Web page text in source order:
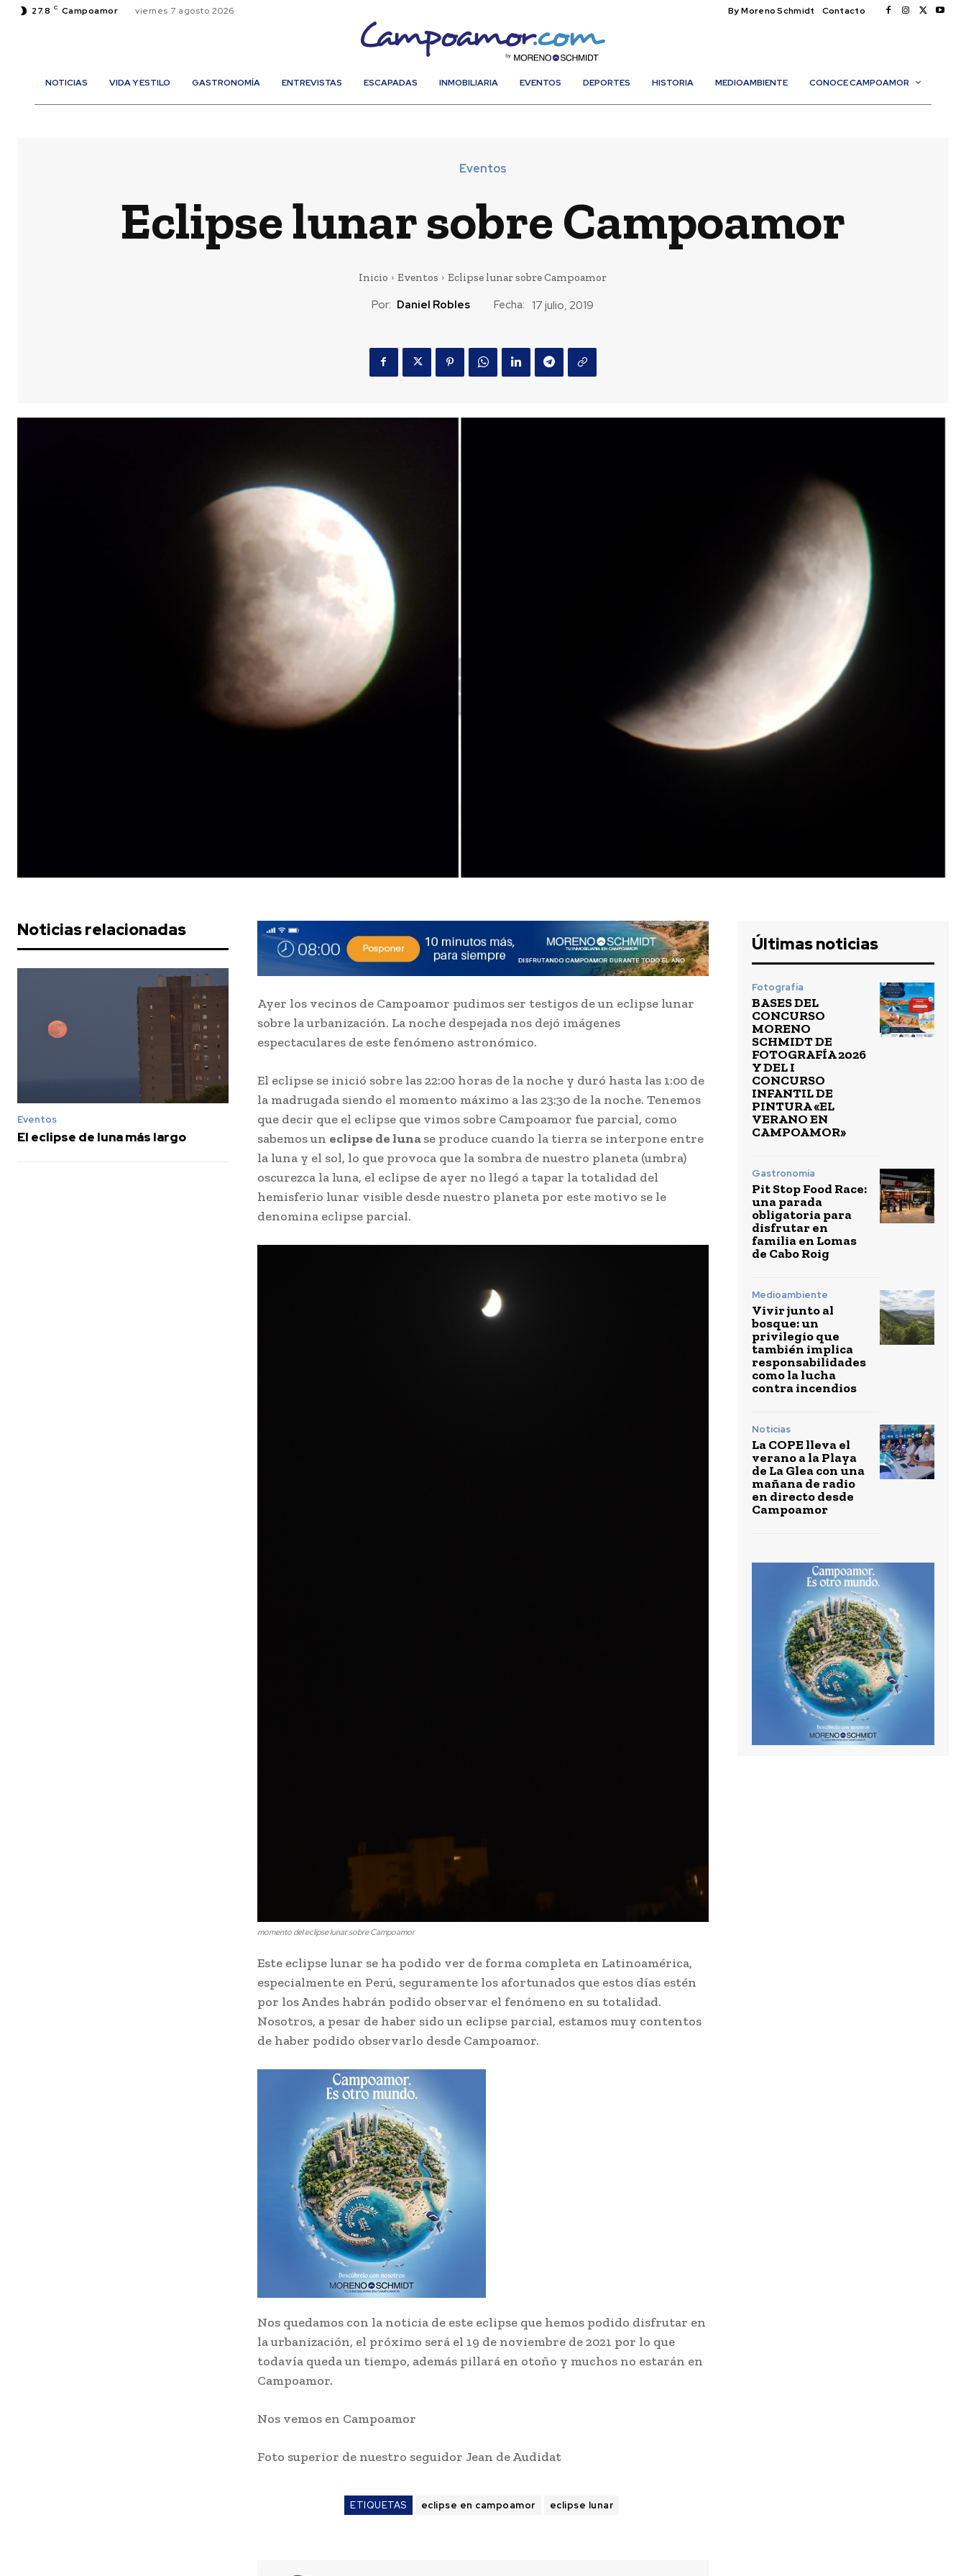
27.8 C Campoamor viernes 7 agosto 2026 By Moreno Schmidt Contacto
NOTICIAS VIDA Y ESTILO GASTRONOMÍA ENTREVISTAS ESCAPADAS INMOBILIARIA EVENTOS DEPORTES HISTORIA MEDIOAMBIENTE CONOCE CAMPOAMOR
Eventos
Eclipse lunar sobre Campoamor
Inicio Eventos Eclipse lunar sobre Campoamor
Por: Daniel Robles Fecha: 17 julio, 2019
Noticias relacionadas
Eventos
El eclipse de luna más largo
Ayer los vecinos de Campoamor pudimos ser testigos de un eclipse lunar
sobre la urbanización. La noche despejada nos dejó imágenes
espectaculares de este fenómeno astronómico.
El eclipse se inició sobre las 22:00 horas de la noche y duró hasta las 1:00 de
la madrugada siendo el momento máximo a las 23:30 de la noche. Tenemos
que decir que el eclipse que vimos sobre Campoamor fue parcial, como
sabemos un eclipse de lunase produce cuando la tierra se interpone entre
la luna y el sol, lo que provoca que la sombra de nuestro planeta (umbra)
oscurezca la luna, el eclipse de ayer no llegó a tapar la totalidad del
hemisferio lunar visible desde nuestro planeta por este motivo se le
denomina eclipse parcial.
momento del eclipse lunar sobre Campoamor
Este eclipse lunar se ha podido ver de forma completa en Latinoamérica,
especialmente en Perú, seguramente los afortunados que estos días estén
por los Andes habrán podido observar el fenómeno en su totalidad.
Nosotros, a pesar de haber sido un eclipse parcial, estamos muy contentos
de haber podido observarlo desde Campoamor.
Nos quedamos con la noticia de este eclipse que hemos podido disfrutar en
la urbanización, el próximo será el 19 de noviembre de 2021 por lo que
todavía queda un tiempo, además pillará en otoño y muchos no estarán en
Campoamor.
Nos vemos en Campoamor
Foto superior de nuestro seguidor Jean de Audidat
ETIQUETAS eclipse en campoamor eclipse lunar
Últimas noticias
Fotografía
BASES DEL
CONCURSO
MORENO
SCHMIDT DE
FOTOGRAFÍA 2026
Y DEL I
CONCURSO
INFANTIL DE
PINTURA «EL
VERANO EN
CAMPOAMOR»
Gastronomía
Pit Stop Food Race:
una parada
obligatoria para
disfrutar en
familia en Lomas
de Cabo Roig
Medioambiente
Vivir junto al
bosque: un
privilegio que
también implica
responsabilidades
como la lucha
contra incendios
Noticias
La COPE lleva el
verano a la Playa
de La Glea con una
mañana de radio
en directo desde
Campoamor